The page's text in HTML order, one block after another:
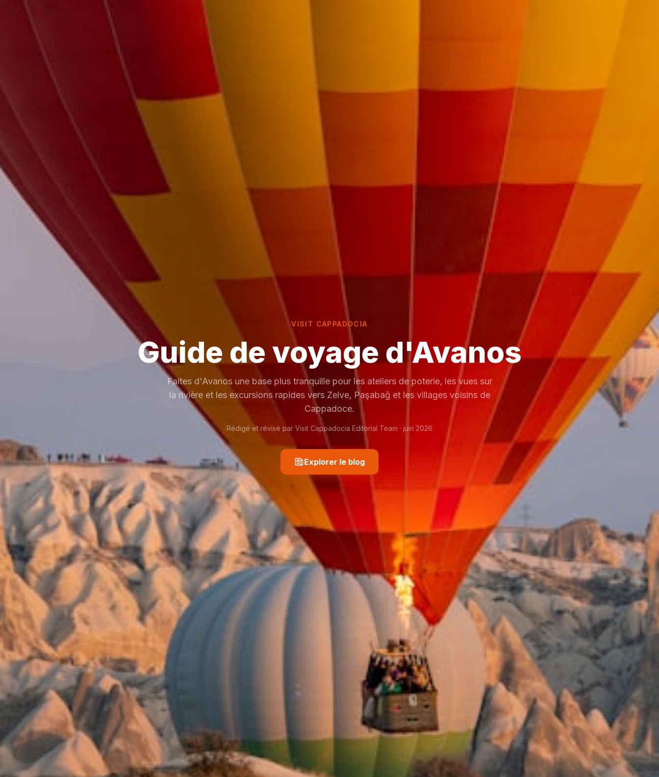
VISIT CAPPADOCIA
Guide de voyage d'Avanos
Faites d'Avanos une base plus tranquille pour les ateliers de poterie, les vues sur
la rivière et les excursions rapides vers Zelve, Paşabağ et les villages voisins de
Cappadoce.
Rédigé et révisé par Visit Cappadocia Editorial Team · juin 2026
Explorer le blog